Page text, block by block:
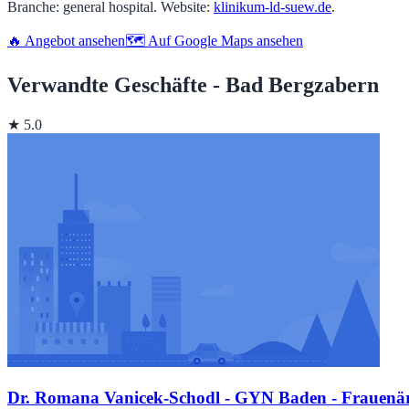
Branche: general hospital. Website: klinikum-ld-suew.de.
🔥 Angebot ansehen🗺️ Auf Google Maps ansehen
Verwandte Geschäfte - Bad Bergzabern
★ 5.0
Dr. Romana Vanicek-Schodl - GYN Baden -